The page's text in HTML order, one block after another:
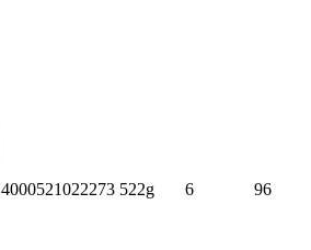
4000521022273 522g 6 96